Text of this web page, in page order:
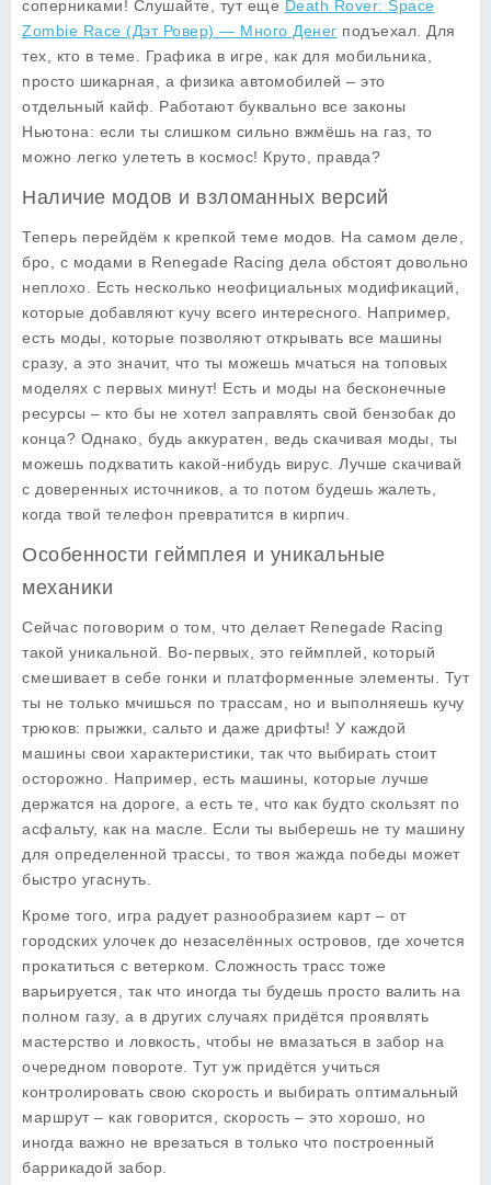
соперниками! Слушайте, тут еще Death Rover: Space
Zombie Race (Дэт Ровер) — Много Денег подъехал. Для
тех, кто в теме. Графика в игре, как для мобильника,
просто шикарная, а физика автомобилей – это
отдельный кайф. Работают буквально все законы
Ньютона: если ты слишком сильно вжмёшь на газ, то
можно легко улететь в космос! Круто, правда?
Наличие модов и взломанных версий
Теперь перейдём к крепкой теме модов. На самом деле,
бро, с модами в Renegade Racing дела обстоят довольно
неплохо. Есть несколько неофициальных модификаций,
которые добавляют кучу всего интересного. Например,
есть моды, которые позволяют открывать все машины
сразу, а это значит, что ты можешь мчаться на топовых
моделях с первых минут! Есть и моды на бесконечные
ресурсы – кто бы не хотел заправлять свой бензобак до
конца? Однако, будь аккуратен, ведь скачивая моды, ты
можешь подхватить какой-нибудь вирус. Лучше скачивай
с доверенных источников, а то потом будешь жалеть,
когда твой телефон превратится в кирпич.
Особенности геймплея и уникальные
механики
Сейчас поговорим о том, что делает Renegade Racing
такой уникальной. Во-первых, это геймплей, который
смешивает в себе гонки и платформенные элементы. Тут
ты не только мчишься по трассам, но и выполняешь кучу
трюков: прыжки, сальто и даже дрифты! У каждой
машины свои характеристики, так что выбирать стоит
осторожно. Например, есть машины, которые лучше
держатся на дороге, а есть те, что как будто скользят по
асфальту, как на масле. Если ты выберешь не ту машину
для определенной трассы, то твоя жажда победы может
быстро угаснуть.
Кроме того, игра радует разнообразием карт – от
городских улочек до незаселённых островов, где хочется
прокатиться с ветерком. Сложность трасс тоже
варьируется, так что иногда ты будешь просто валить на
полном газу, а в других случаях придётся проявлять
мастерство и ловкость, чтобы не вмазаться в забор на
очередном повороте. Тут уж придётся учиться
контролировать свою скорость и выбирать оптимальный
маршрут – как говорится, скорость – это хорошо, но
иногда важно не врезаться в только что построенный
баррикадой забор.